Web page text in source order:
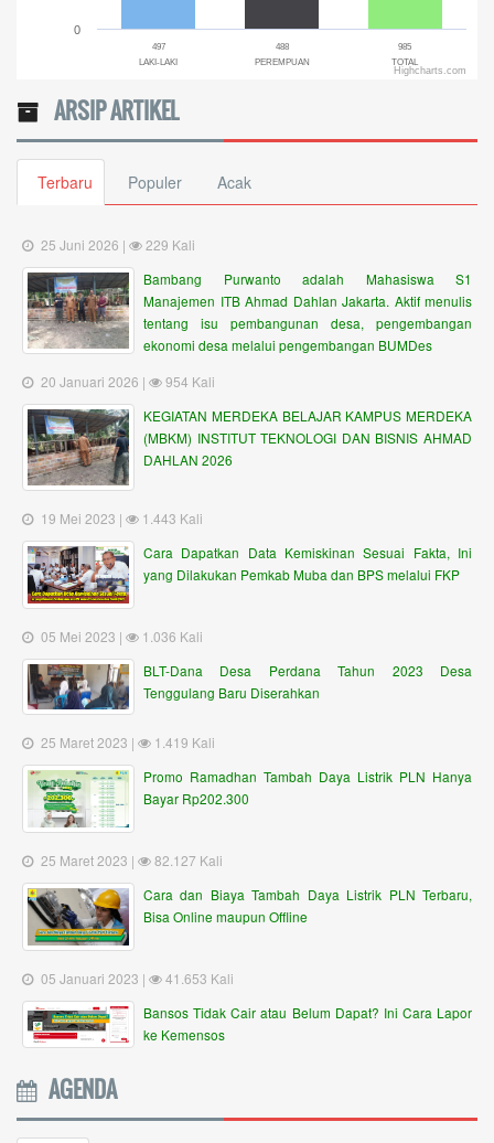
497
LAKI-LAKI
488
PEREMPUAN
985
TOTAL
0
Highcharts.com
ARSIP ARTIKEL
Terbaru Populer Acak
25 Juni 2026 |
229 Kali
Bambang Purwanto adalah Mahasiswa S1
Manajemen ITB Ahmad Dahlan Jakarta. Aktif menulis
tentang isu pembangunan desa, pengembangan
ekonomi desa melalui pengembangan BUMDes
20 Januari 2026 |
954 Kali
KEGIATAN MERDEKA BELAJAR KAMPUS MERDEKA
(MBKM) INSTITUT TEKNOLOGI DAN BISNIS AHMAD
DAHLAN 2026
19 Mei 2023 |
1.443 Kali
Cara Dapatkan Data Kemiskinan Sesuai Fakta, Ini
yang Dilakukan Pemkab Muba dan BPS melalui FKP
05 Mei 2023 |
1.036 Kali
BLT-Dana Desa Perdana Tahun 2023 Desa
Tenggulang Baru Diserahkan
25 Maret 2023 |
1.419 Kali
Promo Ramadhan Tambah Daya Listrik PLN Hanya
Bayar Rp202.300
25 Maret 2023 |
82.127 Kali
Cara dan Biaya Tambah Daya Listrik PLN Terbaru,
Bisa Online maupun Offline
05 Januari 2023 |
41.653 Kali
Bansos Tidak Cair atau Belum Dapat? Ini Cara Lapor
ke Kemensos
AGENDA